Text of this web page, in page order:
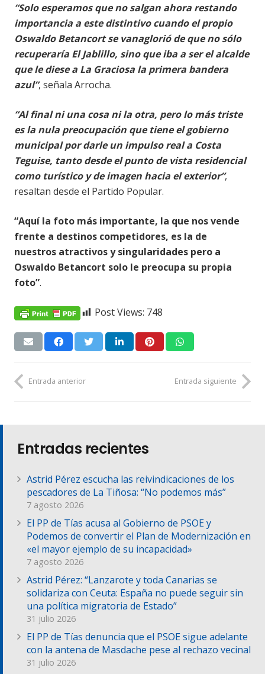
“Solo esperamos que no salgan ahora restando
importancia a este distintivo cuando el propio
Oswaldo Betancort se vanaglorió de que no sólo
recuperaría El Jablillo, sino que iba a ser el alcalde
que le diese a La Graciosa la primera bandera
azul”, señala Arrocha.
“Al final ni una cosa ni la otra, pero lo más triste
es la nula preocupación que tiene el gobierno
municipal por darle un impulso real a Costa
Teguise, tanto desde el punto de vista residencial
como turístico y de imagen hacia el exterior”,
resaltan desde el Partido Popular.
“Aquí la foto más importante, la que nos vende
frente a destinos competidores, es la de
nuestros atractivos y singularidades pero a
Oswaldo Betancort solo le preocupa su propia
foto”.
Post Views: 748
Entrada anterior Entrada siguiente
Entradas recientes
Astrid Pérez escucha las reivindicaciones de los
pescadores de La Tiñosa: “No podemos más”
7 agosto 2026
El PP de Tías acusa al Gobierno de PSOE y
Podemos de convertir el Plan de Modernización en
«el mayor ejemplo de su incapacidad»
7 agosto 2026
Astrid Pérez: “Lanzarote y toda Canarias se
solidariza con Ceuta: España no puede seguir sin
una política migratoria de Estado”
31 julio 2026
El PP de Tías denuncia que el PSOE sigue adelante
con la antena de Masdache pese al rechazo vecinal
31 julio 2026